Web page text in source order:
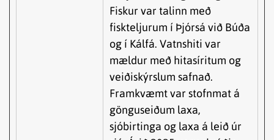
Fiskur var talinn með
fiskteljurum í Þjórsá við Búða
og í Kálfá. Vatnshiti var
mældur með hitasíritum og
veiðiskýrslum safnað.
Framkvæmt var stofnmat á
gönguseiðum laxa,
sjóbirtinga og laxa á leið úr